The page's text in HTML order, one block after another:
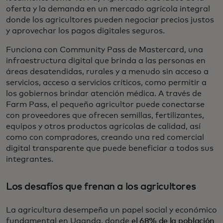
oferta y la demanda en un mercado agrícola integral
donde los agricultores pueden negociar precios justos
y aprovechar los pagos digitales seguros.
Funciona con Community Pass de Mastercard, una
infraestructura digital que brinda a las personas en
áreas desatendidas, rurales y a menudo sin acceso a
servicios, acceso a servicios críticos, como permitir a
los gobiernos brindar atención médica. A través de
Farm Pass, el pequeño agricultor puede conectarse
con proveedores que ofrecen semillas, fertilizantes,
equipos y otros productos agrícolas de calidad, así
como con compradores, creando una red comercial
digital transparente que puede beneficiar a todos sus
integrantes.
Los desafíos que frenan a los agricultores
La agricultura desempeña un papel social y económico
fundamental en Uganda, donde el 68% de la población